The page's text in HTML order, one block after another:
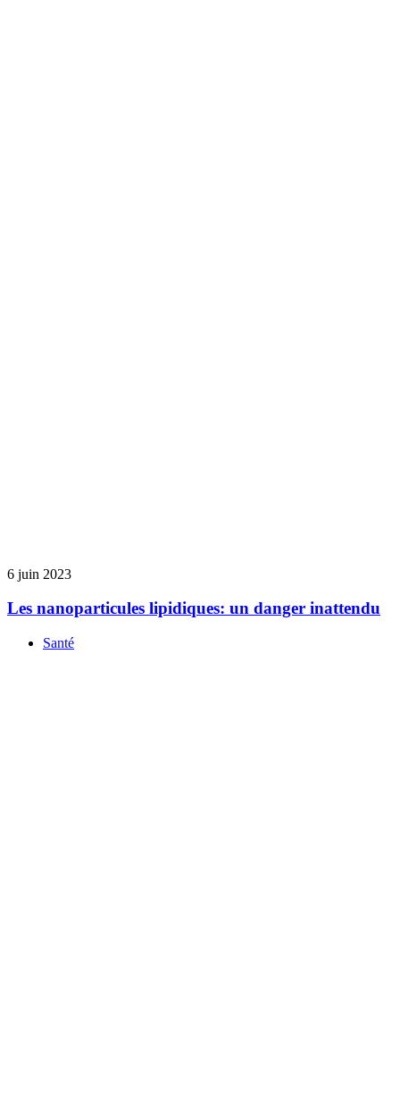
6 juin 2023
Les nanoparticules lipidiques: un danger inattendu
Santé